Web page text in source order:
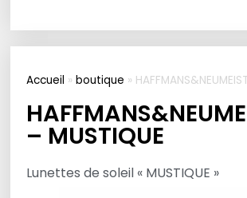
Accueil »boutique »
– MUSTIQUE
Lunettes de soleil « MUSTIQUE »